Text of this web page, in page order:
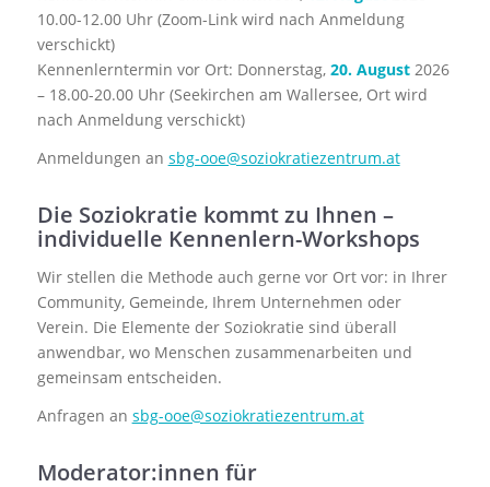
10.00-12.00 Uhr (Zoom-Link wird nach Anmeldung
verschickt)
Kennenlerntermin vor Ort: Donnerstag, 20. August2026
– 18.00-20.00 Uhr (Seekirchen am Wallersee, Ort wird
nach Anmeldung verschickt)
Anmeldungen an sbg-ooe@soziokratiezentrum.at
Die Soziokratie kommt zu Ihnen –
individuelle Kennenlern-Workshops
Wir stellen die Methode auch gerne vor Ort vor: in Ihrer
Community, Gemeinde, Ihrem Unternehmen oder
Verein. Die Elemente der Soziokratie sind überall
anwendbar, wo Menschen zusammenarbeiten und
gemeinsam entscheiden.
Anfragen an sbg-ooe@soziokratiezentrum.at
Moderator:innen für